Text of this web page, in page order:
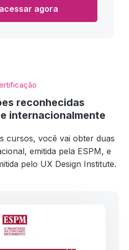
agora
reconhecidas
internacionalmente
cursos, você vai obter duas
emitida pela ESPM, e
pelo UX Design Institute.